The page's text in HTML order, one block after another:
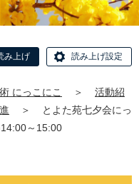
み上げ 読み上げ設定
にっこにこ ＞
活動紹
＞
とよた苑七夕会にっ
～15:00